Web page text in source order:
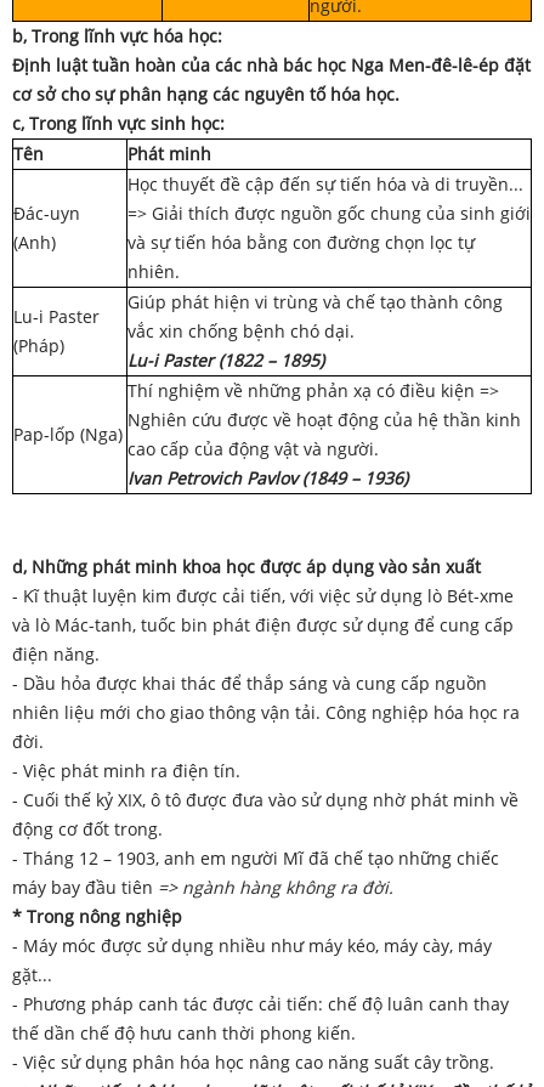
người.
b, Trong lĩnh vực hóa học:
Định luật tuần hoàn của các nhà bác học Nga Men-đê-lê-ép đặt
cơ sở cho sự phân hạng các nguyên tố hóa học.
c, Trong lĩnh vực sinh học:
Tên
Phát minh
Đác-uyn
(Anh)
Học thuyết đề cập đến sự tiến hóa và di truyền...
=> Giải thích được nguồn gốc chung của sinh giới
và sự tiến hóa bằng con đường chọn lọc tự
nhiên.
Lu-i Paster
(Pháp)
Giúp phát hiện vi trùng và chế tạo thành công
vắc xin chống bệnh chó dại.
Lu-i Paster (1822 – 1895)
Pap-lốp (Nga)
Thí nghiệm về những phản xạ có điều kiện =>
Nghiên cứu được về hoạt động của hệ thần kinh
cao cấp của động vật và người.
Ivan Petrovich Pavlov (1849 – 1936)
d, Những phát minh khoa học được áp dụng vào sản xuất
- Kĩ thuật luyện kim được cải tiến, với việc sử dụng lò Bét-xme
và lò Mác-tanh, tuốc bin phát điện được sử dụng để cung cấp
điện năng.
- Dầu hỏa được khai thác để thắp sáng và cung cấp nguồn
nhiên liệu mới cho giao thông vận tải. Công nghiệp hóa học ra
đời.
- Việc phát minh ra điện tín.
- Cuối thế kỷ XIX, ô tô được đưa vào sử dụng nhờ phát minh về
động cơ đốt trong.
- Tháng 12 – 1903, anh em người Mĩ đã chế tạo những chiếc
máy bay đầu tiên => ngành hàng không ra đời.
* Trong nông nghiệp
- Máy móc được sử dụng nhiều như máy kéo, máy cày, máy
gặt...
- Phương pháp canh tác được cải tiến: chế độ luân canh thay
thế dần chế độ hưu canh thời phong kiến.
- Việc sử dụng phân hóa học nâng cao năng suất cây trồng.